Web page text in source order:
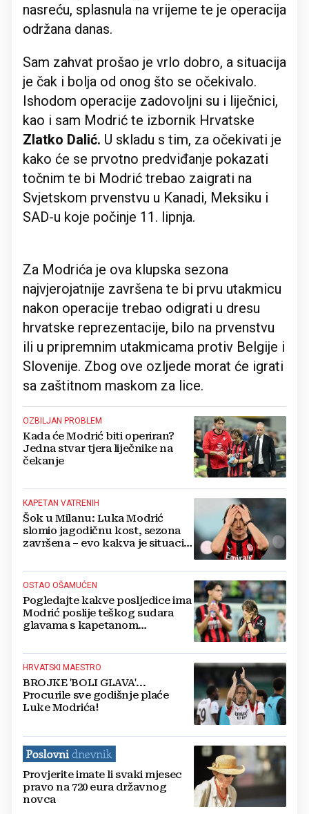
nasreću, splasnula na vrijeme te je operacija
održana danas.
Sam zahvat prošao je vrlo dobro, a situacija
je čak i bolja od onog što se očekivalo.
Ishodom operacije zadovoljni su i liječnici,
kao i sam Modrić te izbornik Hrvatske
Zlatko Dalić. U skladu s tim, za očekivati je
kako će se prvotno predviđanje pokazati
točnim te bi Modrić trebao zaigrati na
Svjetskom prvenstvu u Kanadi, Meksiku i
SAD-u koje počinje 11. lipnja.
Za Modrića je ova klupska sezona
najvjerojatnije završena te bi prvu utakmicu
nakon operacije trebao odigrati u dresu
hrvatske reprezentacije, bilo na prvenstvu
ili u pripremnim utakmicama protiv Belgije i
Slovenije. Zbog ove ozljede morat će igrati
sa zaštitnom maskom za lice.
OZBILJAN PROBLEM
Kada će Modrić biti operiran?
Jedna stvar tjera liječnike na
čekanje
KAPETAN VATRENIH
Šok u Milanu: Luka Modrić
slomio jagodičnu kost, sezona
završena – evo kakva je situacija
OSTAO OŠAMUĆEN
Pogledajte kakve posljedice ima
Modrić poslije teškog sudara
glavama s kapetanom
HRVATSKI MAESTRO
BROJKE 'BOLI GLAVA'...
Procurile sve godišnje plaće
Luke Modrića!
Provjerite imate li svaki mjesec
pravo na 720 eura državnog
novca